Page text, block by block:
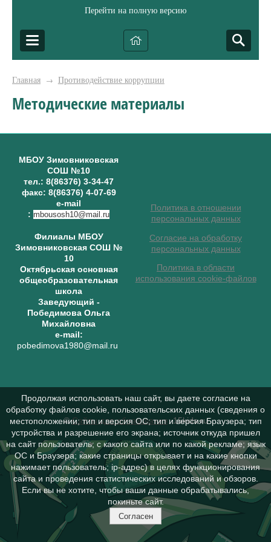
Перейти на полную версию
Главная → Противодействие коррупции
Методические материалы
МБОУ Зимовниковская
СОШ №10
тел.: 8(86376) 3-34-47
факс: 8(86376) 4-07-69
e-mail
: mbousosh10@mail.ru
Филиалы МБОУ
Зимовниковская СОШ №
10
Октябрьская основная
общеобразовательная
школа
Заведующий -
Победимова Ольга
Михайловна
e-mail:
pobedimova1980@mail.ru
Политика в отношении
персональных данных
Согласие на обработку
персональных данных
Политика в области
использования cookie-файлов
©Сайты для образования: 15kids.ru
Продолжая использовать наш сайт, вы даете согласие на
обработку файлов cookie, пользовательских данных (сведения о
местоположении; тип и версия ОС; тип и версия Браузера; тип
устройства и разрешение его экрана; источник откуда пришел
на сайт пользователь; с какого сайта или по какой рекламе; язык
ОС и Браузера; какие страницы открывает и на какие кнопки
нажимает пользователь; ip-адрес) в целях функционирования
сайта и проведения статистических исследований и обзоров.
Если вы не хотите, чтобы ваши данные обрабатывались,
покиньте сайт.
Согласен